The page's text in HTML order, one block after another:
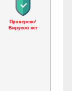
Проверено!
Вирусов нет